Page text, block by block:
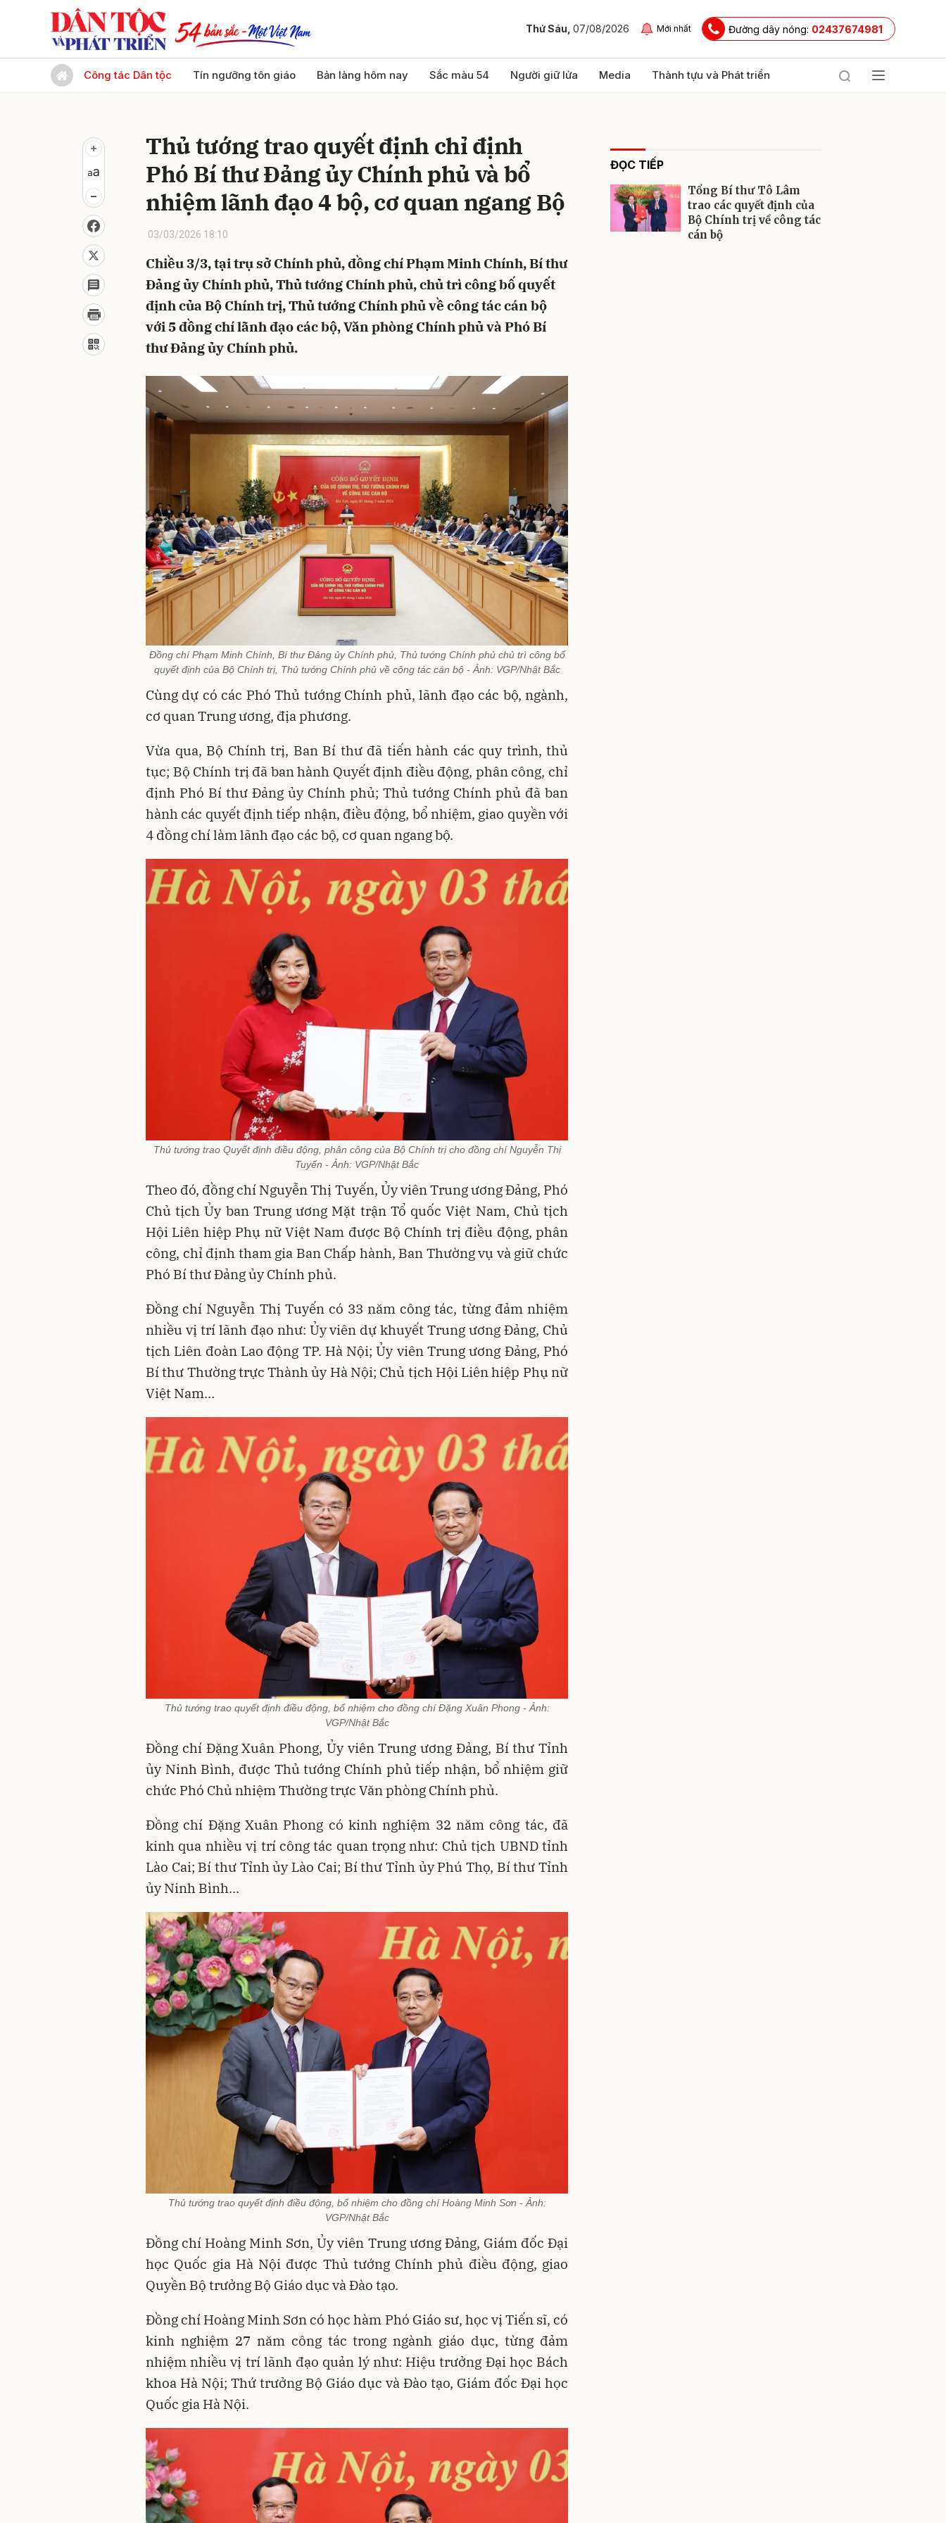
Thứ Sáu, 07/08/2026 Mới nhất Đường dây nóng: 02437674981
Công tác Dân tộc Tín ngưỡng tôn giáo Bản làng hôm nay Sắc màu 54 Người giữ lửa Media Thành tựu và Phát triển
Thủ tướng trao quyết định chỉ định
Phó Bí thư Đảng ủy Chính phủ và bổ
nhiệm lãnh đạo 4 bộ, cơ quan ngang Bộ
03/03/2026 18:10
Chiều 3/3, tại trụ sở Chính phủ, đồng chí Phạm Minh Chính, Bí thư
Đảng ủy Chính phủ, Thủ tướng Chính phủ, chủ trì công bố quyết
định của Bộ Chính trị, Thủ tướng Chính phủ về công tác cán bộ
với 5 đồng chí lãnh đạo các bộ, Văn phòng Chính phủ và Phó Bí
thư Đảng ủy Chính phủ.
Đồng chí Phạm Minh Chính, Bí thư Đảng ủy Chính phủ, Thủ tướng Chính phủ chủ trì công bố
quyết định của Bộ Chính trị, Thủ tướng Chính phủ về công tác cán bộ - Ảnh: VGP/Nhật Bắc
Cùng dự có các Phó Thủ tướng Chính phủ, lãnh đạo các bộ, ngành,
cơ quan Trung ương, địa phương.
Vừa qua, Bộ Chính trị, Ban Bí thư đã tiến hành các quy trình, thủ
tục; Bộ Chính trị đã ban hành Quyết định điều động, phân công, chỉ
định Phó Bí thư Đảng ủy Chính phủ; Thủ tướng Chính phủ đã ban
hành các quyết định tiếp nhận, điều động, bổ nhiệm, giao quyền với
4 đồng chí làm lãnh đạo các bộ, cơ quan ngang bộ.
Thủ tướng trao Quyết định điều động, phân công của Bộ Chính trị cho đồng chí Nguyễn Thị
Tuyến - Ảnh: VGP/Nhật Bắc
Theo đó, đồng chí Nguyễn Thị Tuyến, Ủy viên Trung ương Đảng, Phó
Chủ tịch Ủy ban Trung ương Mặt trận Tổ quốc Việt Nam, Chủ tịch
Hội Liên hiệp Phụ nữ Việt Nam được Bộ Chính trị điều động, phân
công, chỉ định tham gia Ban Chấp hành, Ban Thường vụ và giữ chức
Phó Bí thư Đảng ủy Chính phủ.
Đồng chí Nguyễn Thị Tuyến có 33 năm công tác, từng đảm nhiệm
nhiều vị trí lãnh đạo như: Ủy viên dự khuyết Trung ương Đảng, Chủ
tịch Liên đoàn Lao động TP. Hà Nội; Ủy viên Trung ương Đảng, Phó
Bí thư Thường trực Thành ủy Hà Nội; Chủ tịch Hội Liên hiệp Phụ nữ
Việt Nam…
Thủ tướng trao quyết định điều động, bổ nhiệm cho đồng chí Đặng Xuân Phong - Ảnh:
VGP/Nhật Bắc
Đồng chí Đặng Xuân Phong, Ủy viên Trung ương Đảng, Bí thư Tỉnh
ủy Ninh Bình, được Thủ tướng Chính phủ tiếp nhận, bổ nhiệm giữ
chức Phó Chủ nhiệm Thường trực Văn phòng Chính phủ.
Đồng chí Đặng Xuân Phong có kinh nghiệm 32 năm công tác, đã
kinh qua nhiều vị trí công tác quan trọng như: Chủ tịch UBND tỉnh
Lào Cai; Bí thư Tỉnh ủy Lào Cai; Bí thư Tỉnh ủy Phú Thọ, Bí thư Tỉnh
ủy Ninh Bình...
Thủ tướng trao quyết định điều động, bổ nhiệm cho đồng chí Hoàng Minh Sơn - Ảnh:
VGP/Nhật Bắc
Đồng chí Hoàng Minh Sơn, Ủy viên Trung ương Đảng, Giám đốc Đại
học Quốc gia Hà Nội được Thủ tướng Chính phủ điều động, giao
Quyền Bộ trưởng Bộ Giáo dục và Đào tạo.
Đồng chí Hoàng Minh Sơn có học hàm Phó Giáo sư, học vị Tiến sĩ, có
kinh nghiệm 27 năm công tác trong ngành giáo dục, từng đảm
nhiệm nhiều vị trí lãnh đạo quản lý như: Hiệu trưởng Đại học Bách
khoa Hà Nội; Thứ trưởng Bộ Giáo dục và Đào tạo, Giám đốc Đại học
Quốc gia Hà Nội.
ĐỌC TIẾP
Tổng Bí thư Tô Lâm
trao các quyết định của
Bộ Chính trị về công tác
cán bộ
Gửi bình luận
Gửi